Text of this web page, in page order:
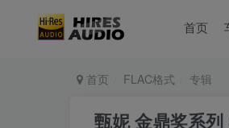
首页
首页 FLAC格式 专辑
甄妮 金鼎奖系